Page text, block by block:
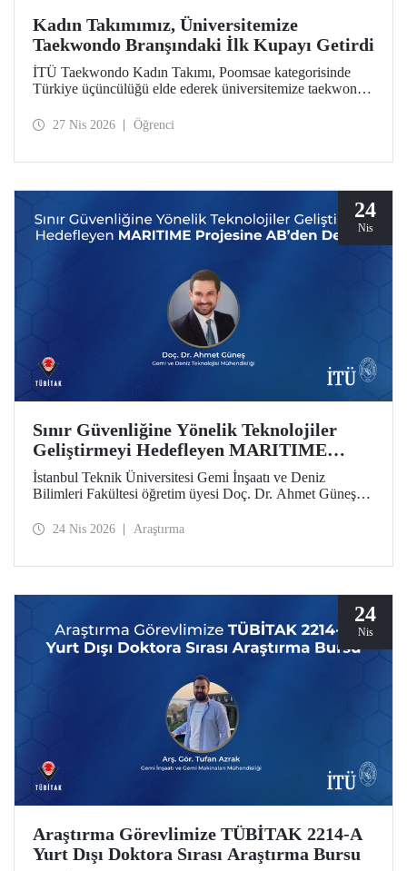
Kadın Takımımız, Üniversitemize
Taekwondo Branşındaki İlk Kupayı Getirdi
İTÜ Taekwondo Kadın Takımı, Poomsae kategorisinde
Türkiye üçüncülüğü elde ederek üniversitemize taekwondo
27 Nis 2026 Öğrenci
24
Nis
Sınır Güvenliğine Yönelik Teknolojiler
Geliştirmeyi Hedefleyen MARITIME
Projesine AB’den Destek
İstanbul Teknik Üniversitesi Gemi İnşaatı ve Deniz
Bilimleri Fakültesi öğretim üyesi Doç. Dr. Ahmet Güneş’in
Avrupa Programı kapsamında destek almaya hak kazandı.
24 Nis 2026 Araştırma
24
Nis
Araştırma Görevlimize TÜBİTAK 2214-A
Yurt Dışı Doktora Sırası Araştırma Bursu